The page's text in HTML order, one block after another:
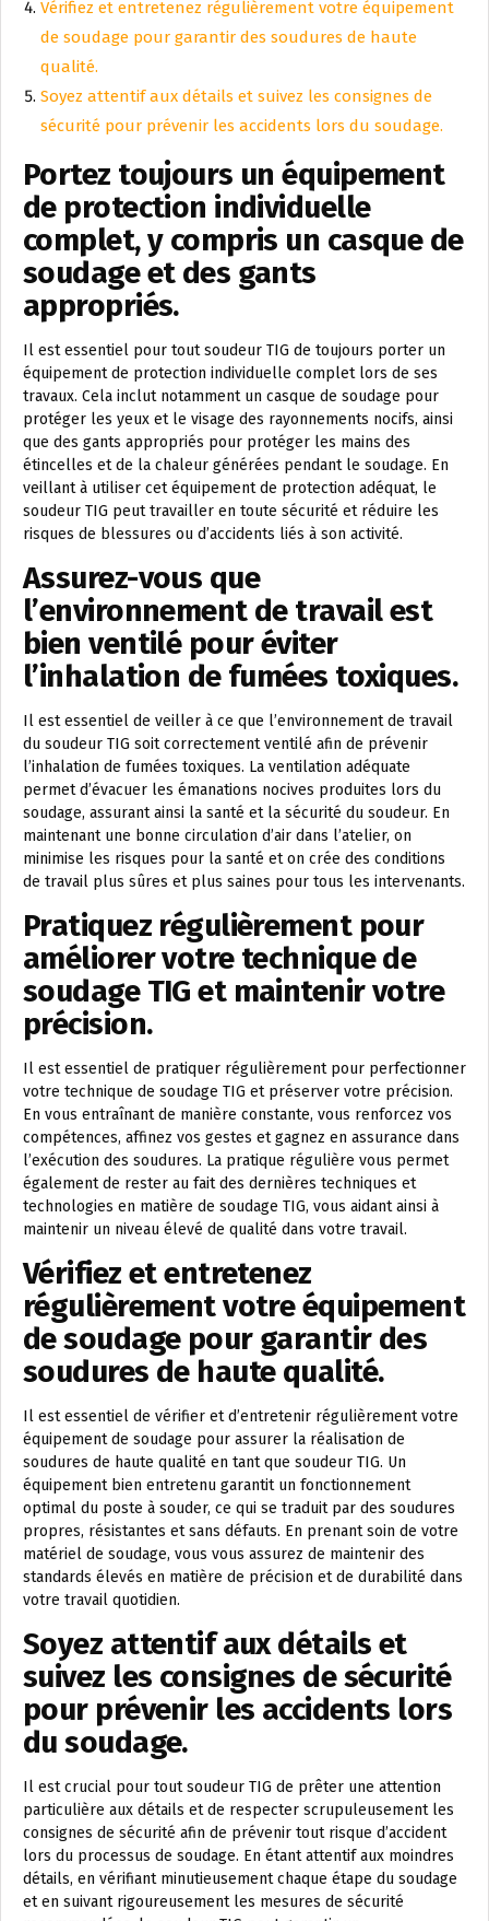
Vérifiez et entretenez régulièrement votre équipement
de soudage pour garantir des soudures de haute
qualité.
Soyez attentif aux détails et suivez les consignes de
sécurité pour prévenir les accidents lors du soudage.
Portez toujours un équipement
de protection individuelle
complet, y compris un casque de
soudage et des gants
appropriés.
Il est essentiel pour tout soudeur TIG de toujours porter un
équipement de protection individuelle complet lors de ses
travaux. Cela inclut notamment un casque de soudage pour
protéger les yeux et le visage des rayonnements nocifs, ainsi
que des gants appropriés pour protéger les mains des
étincelles et de la chaleur générées pendant le soudage. En
veillant à utiliser cet équipement de protection adéquat, le
soudeur TIG peut travailler en toute sécurité et réduire les
risques de blessures ou d’accidents liés à son activité.
Assurez-vous que
l’environnement de travail est
bien ventilé pour éviter
l’inhalation de fumées toxiques.
Il est essentiel de veiller à ce que l’environnement de travail
du soudeur TIG soit correctement ventilé afin de prévenir
l’inhalation de fumées toxiques. La ventilation adéquate
permet d’évacuer les émanations nocives produites lors du
soudage, assurant ainsi la santé et la sécurité du soudeur. En
maintenant une bonne circulation d’air dans l’atelier, on
minimise les risques pour la santé et on crée des conditions
de travail plus sûres et plus saines pour tous les intervenants.
Pratiquez régulièrement pour
améliorer votre technique de
soudage TIG et maintenir votre
précision.
Il est essentiel de pratiquer régulièrement pour perfectionner
votre technique de soudage TIG et préserver votre précision.
En vous entraînant de manière constante, vous renforcez vos
compétences, affinez vos gestes et gagnez en assurance dans
l’exécution des soudures. La pratique régulière vous permet
également de rester au fait des dernières techniques et
technologies en matière de soudage TIG, vous aidant ainsi à
maintenir un niveau élevé de qualité dans votre travail.
Vérifiez et entretenez
régulièrement votre équipement
de soudage pour garantir des
soudures de haute qualité.
Il est essentiel de vérifier et d’entretenir régulièrement votre
équipement de soudage pour assurer la réalisation de
soudures de haute qualité en tant que soudeur TIG. Un
équipement bien entretenu garantit un fonctionnement
optimal du poste à souder, ce qui se traduit par des soudures
propres, résistantes et sans défauts. En prenant soin de votre
matériel de soudage, vous vous assurez de maintenir des
standards élevés en matière de précision et de durabilité dans
votre travail quotidien.
Soyez attentif aux détails et
suivez les consignes de sécurité
pour prévenir les accidents lors
du soudage.
Il est crucial pour tout soudeur TIG de prêter une attention
particulière aux détails et de respecter scrupuleusement les
consignes de sécurité afin de prévenir tout risque d’accident
lors du processus de soudage. En étant attentif aux moindres
détails, en vérifiant minutieusement chaque étape du soudage
et en suivant rigoureusement les mesures de sécurité